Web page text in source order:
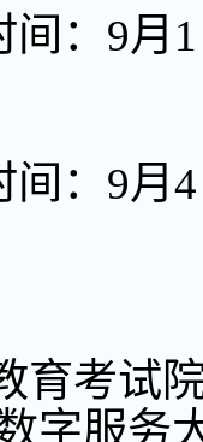
：9月
间：9月
育考试
字服务